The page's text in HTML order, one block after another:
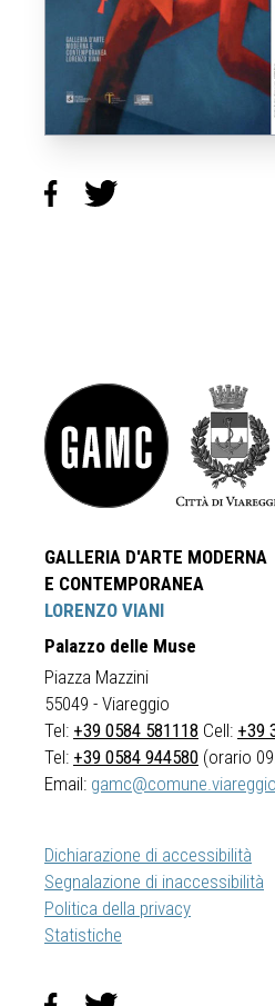
GALLERIA D'ARTE MODERNA
E CONTEMPORANEA
LORENZO VIANI
Palazzo delle Muse
Piazza Mazzini
55049 - Viareggio
Tel: +39 0584 581118 Cell: +39
Tel: +39 0584 944580 (orario
Email:
Dichiarazione di accessibilità
Segnalazione di inaccessibilità
Politica della privacy
Statistiche